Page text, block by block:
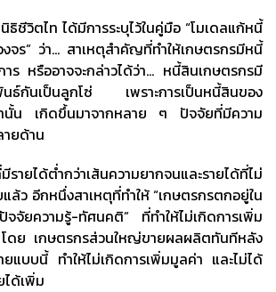
ชีวิตไท ได้มีการระบุไว้ในคู่มือ “โมเดลแก้หนี้
จร” ว่า… สาเหตุสำคัญที่ทำให้เกษตรกรมีหนี้
ร หรืออาจจะกล่าวได้ว่า… หนี้สินเกษตรกรมี
นธ์กันเป็นลูกโซ่ เพราะการเป็นหนี้สินของ
านั้น เกิดขึ้นมาจากหลาย ๆ ปัจจัยที่มีความ
ยด้าน
ายได้ต่ำกว่าเส้นความยากจนและรายได้ที่ไม่
ล้ว อีกหนึ่งสาเหตุที่ทำให้ “เกษตรกรตกอยู่ใน
จัยความรู้-ทัศนคติ” ที่ทำให้ไม่เกิดการเพิ่ม
ดย เกษตรกรส่วนใหญ่ขายผลผลิตทันทีหลัง
ยแบบนี้ ทำให้ไม่เกิดการเพิ่มมูลค่า และไม่ได้
ได้เพิ่ม